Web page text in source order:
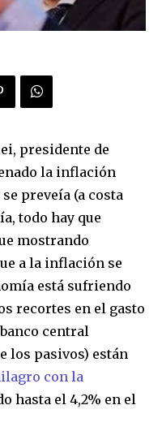
presidente de
la inflación
preveía (a costa
todo hay que
mostrando
a la inflación se
está sufriendo
recortes en el gasto
central
los pasivos) están
con la
hasta el 4,2% en el